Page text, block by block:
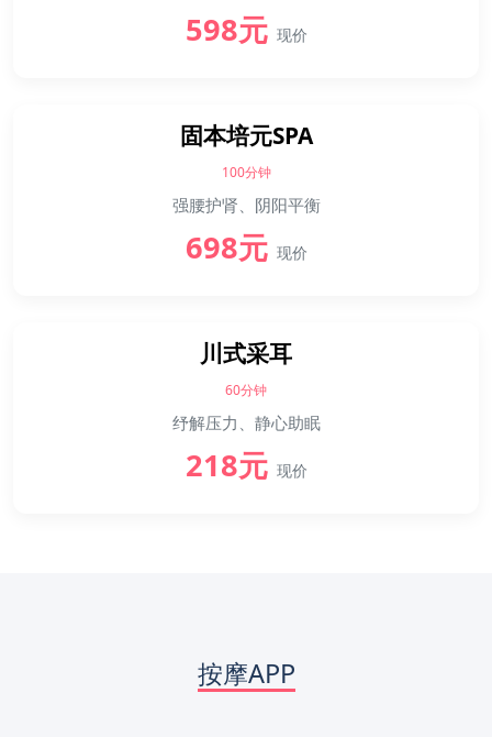
598元 现价
固本培元SPA
100分钟
强腰护肾、阴阳平衡
698元 现价
川式采耳
60分钟
纾解压力、静心助眠
218元 现价
按摩APP